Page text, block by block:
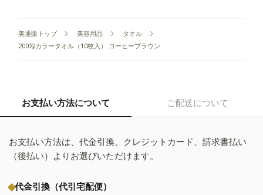
美通販トップ 美容用品
タオル
200匁カラータオル（10枚入） コーヒーブラウン
お支払い方法について ご配送について
お支払い方法は、代金引換、クレジットカード、請求書払い
（後払い）よりお選びいただけます。
代金引換（代引宅配便）